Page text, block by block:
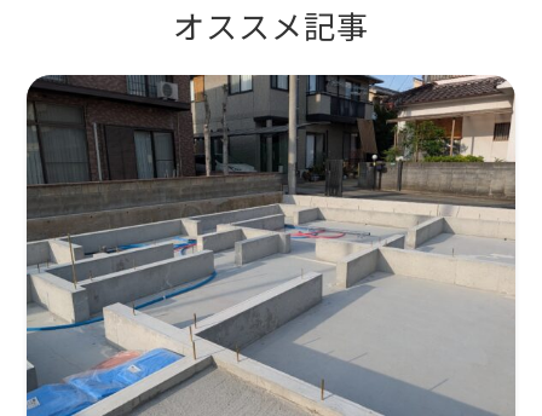
オススメ記事